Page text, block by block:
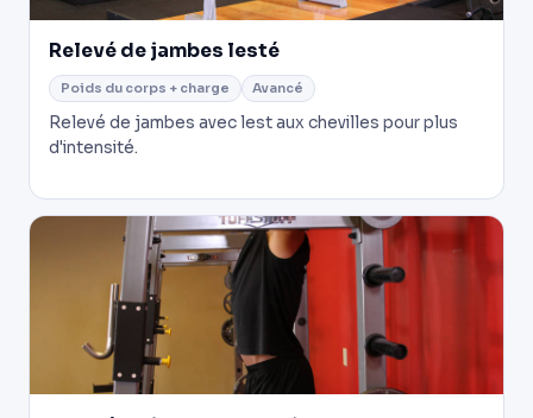
Relevé de jambes lesté
Poids du corps + charge Avancé
Relevé de jambes avec lest aux chevilles pour plus
d'intensité.